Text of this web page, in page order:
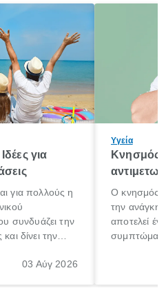
για
για πολλούς η
συνδυάζει την
δίνει την
μέρες
03 Αύγ 2026
Υγεία
Κνησμός:
Ο κνησμός
την ανάγκη
αποτελεί